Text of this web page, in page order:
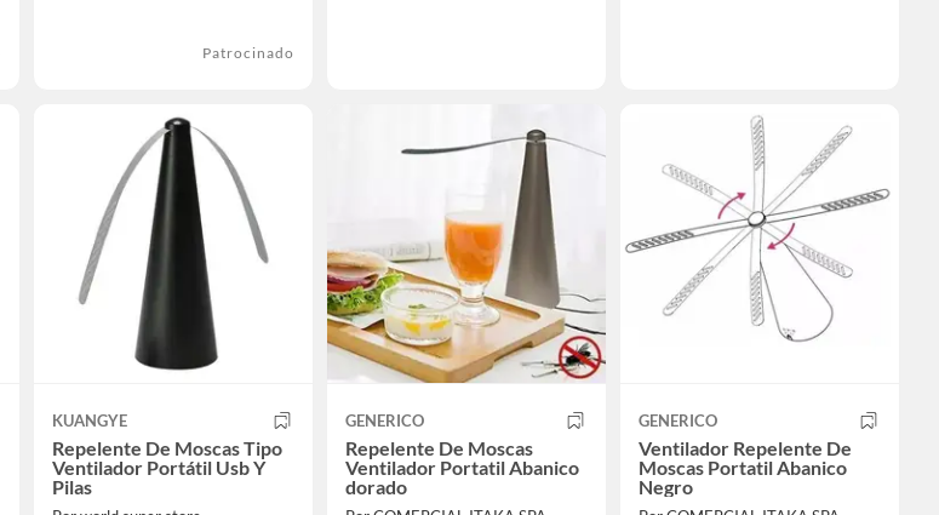
Patrocinado
KUANGYE
Repelente De Moscas Tipo
Ventilador Portátil Usb Y
Pilas
GENERICO
Repelente De Moscas
Ventilador Portatil Abanico
dorado
GENERICO
Ventilador Repelente De
Moscas Portatil Abanico
Negro